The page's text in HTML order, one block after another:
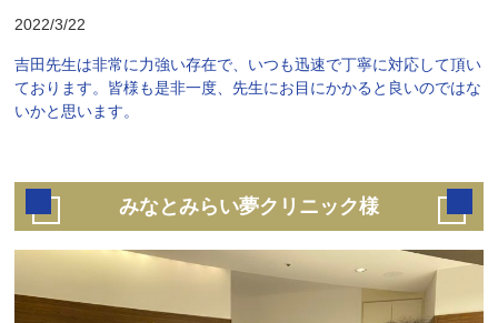
2022/3/22
吉田先生は非常に力強い存在で、いつも迅速で丁寧に対応して頂い
ております。皆様も是非一度、先生にお目にかかると良いのではな
いかと思います。
みなとみらい夢クリニック様